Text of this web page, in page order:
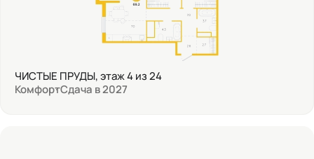
ЧИСТЫЕ ПРУДЫ, этаж 4 из 24
КомфортСдача в 2027